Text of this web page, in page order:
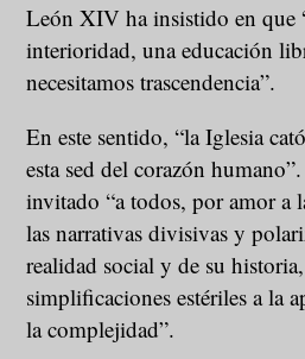
León XIV ha insistido en que
interioridad, una educación
necesitamos trascendencia”.
En este sentido, “la Iglesia
esta sed del corazón
invitado “a todos, por amor a
las narrativas divisivas y
realidad social y de su
simplificaciones estériles a la
la complejidad”.